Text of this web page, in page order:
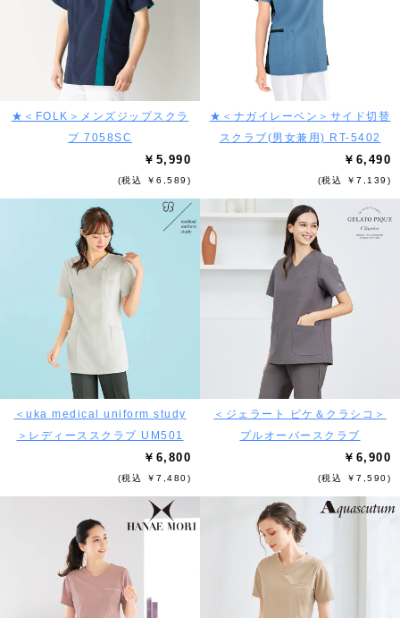
★＜FOLK＞メンズジップスクラ
ブ 7058SC
￥5,990
(税込 ￥6,589)
★＜ナガイレーベン＞サイド切替
スクラブ(男女兼用) RT-5402
￥6,490
(税込 ￥7,139)
＜uka medical uniform study
＞レディーススクラブ UM501
￥6,800
(税込 ￥7,480)
＜ジェラート ピケ＆クラシコ＞
プルオーバースクラブ
￥6,900
(税込 ￥7,590)